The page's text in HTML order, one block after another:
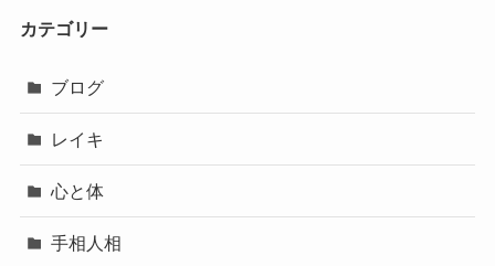
カテゴリー
ブログ
レイキ
心と体
手相人相